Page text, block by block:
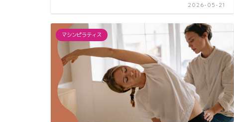
2026-05-21
マシンピラティス